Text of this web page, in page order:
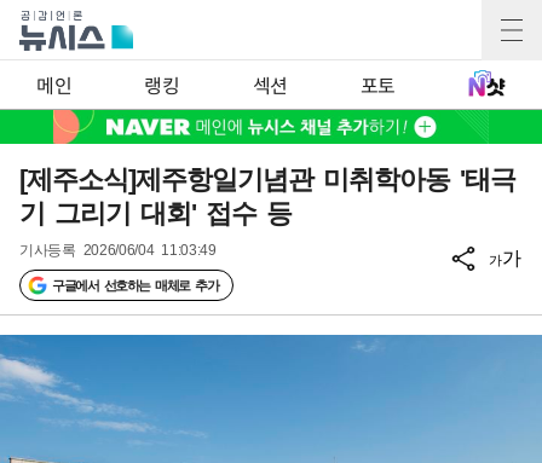
메인 랭킹 섹션 포토
[제주소식]제주항일기념관 미취학아동 '태극
기 그리기 대회' 접수 등
기사등록 2026/06/04 11:03:49
구글에서 선호하는 매체로 추가
가가